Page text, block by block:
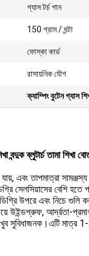
গ্যাস টর্চ গান
150 গ্রাম / ঘন্টা
ফোস্কা কার্ড
রাসায়নিক যৌগ
ক্যাম্পিং বুটেন গ্যাস
বন্দুক ব্লুটার্চ তামা শিখা
এবং তাপমাত্রা
সেলসিয়াসের বেশি হতে
উপরে এবং নিচে গুলি
উইন্ডপ্রুফ, আর্দ্রতা-
সুবিধাজনক।এটি মাত্র